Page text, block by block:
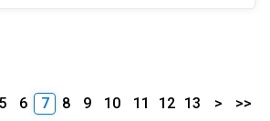
5 6 7 8 9 10 11 12 13 > >>